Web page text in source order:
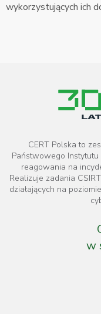
wykorzystujących ich
CERT Polska to
Państwowego
reagowania na
Realizuje zadania
działających na
w